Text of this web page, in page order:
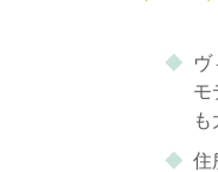
ヴ
モ
も
住